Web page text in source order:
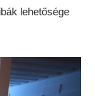
lehetősége